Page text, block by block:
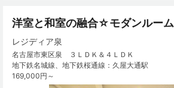
洋室と和室の融合☆モダンルーム
レジディア泉
名古屋市東区泉 ３ＬＤＫ＆４ＬＤＫ
地下鉄名城線、地下鉄桜通線：久屋大通駅
169,000円～